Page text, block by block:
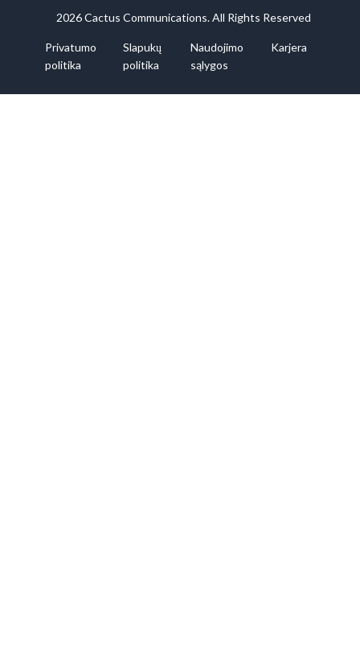
2026 Cactus Communications. All Rights Reserved
Privatumo
politika
Slapukų
politika
Naudojimo
sąlygos
Karjera